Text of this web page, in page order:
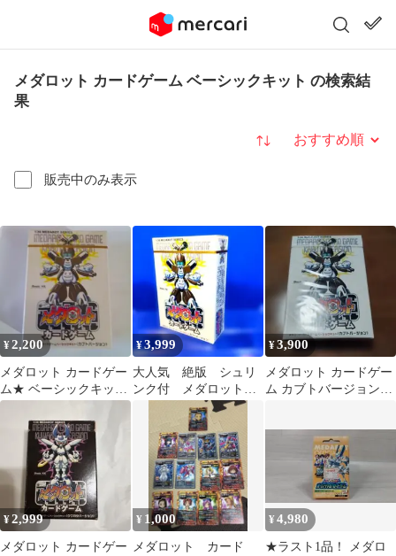
メダロット カードゲーム ベーシックキット の検索結
果
販売中のみ表示
並び替え
¥2,200
メダロット カードゲー
ム★ ベーシックキット
カブトバージョン★未
¥3,999
大人気 絶版 シュリ
ンク付 メダロットカ
ブトバージョン カー
¥3,900
メダロット カードゲー
ム カブトバージョン
¥2,999
メダロット カードゲー
¥ 1,000
メダロット カード
¥4,980
★ラスト1品！ メダロ